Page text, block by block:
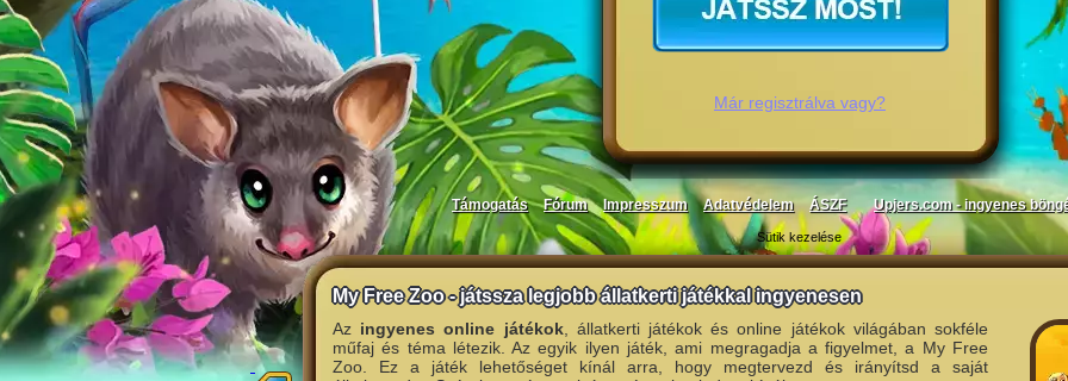
Támogatás Fórum Impresszum Adatvédelem ÁSZF Upjers.com - ingyenes
Sütik kezelése
Már regisztrálva vagy?
My Free Zoo - játssza legjobb állatkerti játékkal ingyenesen
Az ingyenes online játékok, állatkerti játékok és online játékok világában sokféle
műfaj és téma létezik. Az egyik ilyen játék, ami megragadja a figyelmet, a My Free
Zoo. Ez a játék lehetőséget kínál arra, hogy megtervezd és irányítsd a saját